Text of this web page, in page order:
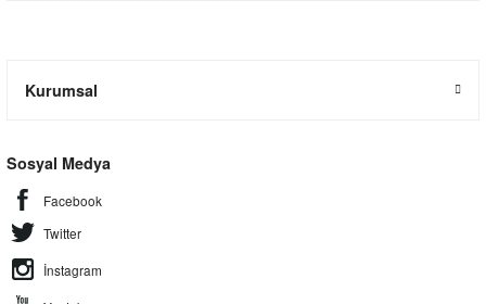
Kurumsal
Sosyal Medya
Facebook
Twitter
İnstagram